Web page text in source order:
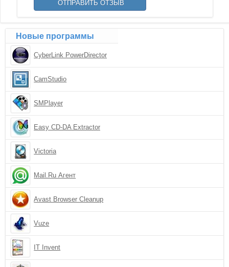
Новые программы
CyberLink PowerDirector
CamStudio
SMPlayer
Easy CD-DA Extractor
Victoria
Mail.Ru Агент
Avast Browser Cleanup
Vuze
IT Invent